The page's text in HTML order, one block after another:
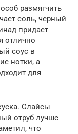
размягчить
соль, черный
придает
отлично
соус в
нотки, а
для
Слайсы
отруб лучше
что